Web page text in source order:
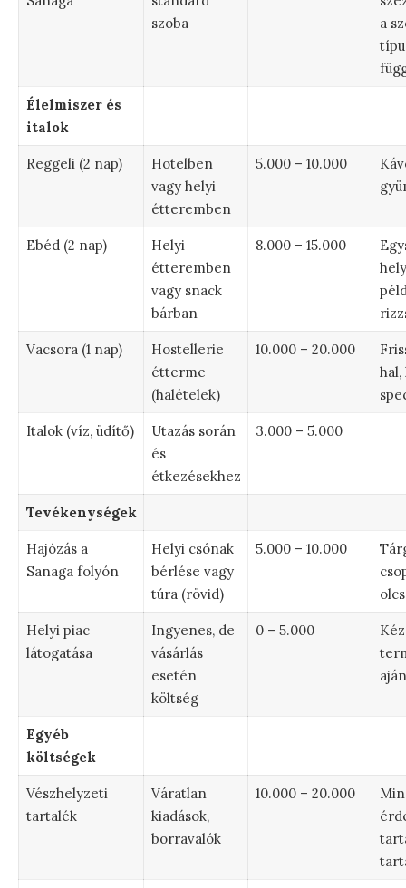
szoba
a
Élelmiszer és
italok
Reggeli (2 nap)
Hotelben
vagy helyi
étteremben
5.000 – 10.000
Ebéd (2 nap)
Helyi
étteremben
vagy snack
bárban
8.000 – 15.000
Vacsora (1 nap)
Hostellerie
étterme
(halételek)
10.000 – 20.000
hal,
Italok (víz, üdítő)
Utazás során
és
étkezésekhez
3.000 – 5.000
Tevékenységek
Hajózás a
Sanaga folyón
Helyi csónak
bérlése vagy
túra (rövid)
5.000 – 10.000
Helyi piac
látogatása
Ingyenes, de
vásárlás
esetén
költség
0 – 5.000
Egyéb
költségek
Vészhelyzeti
tartalék
Váratlan
kiadások,
borravalók
10.000 – 20.000